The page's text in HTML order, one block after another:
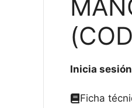
Inicia
Ficha